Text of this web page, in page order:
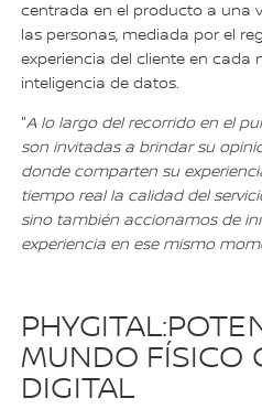
centrada en el producto a una
las personas, mediada por el
experiencia del cliente en cada
inteligencia de datos.
"A lo largo del recorrido en el
son invitadas a brindar su
donde comparten su
tiempo real la calidad del
sino también accionamos de
experiencia en ese mismo
MUNDO FÍSICO
DIGITAL